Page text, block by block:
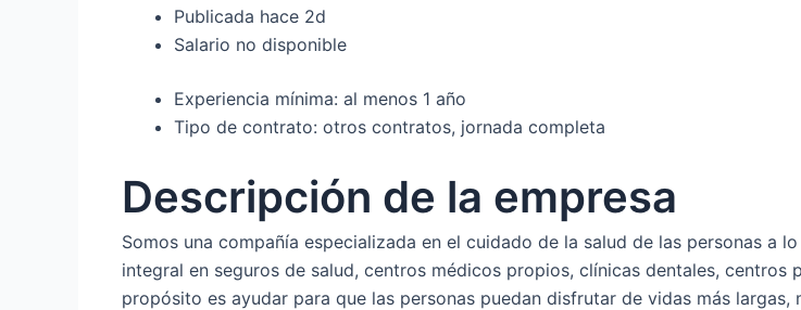
Publicada hace 2d
Salario no disponible
Experiencia mínima: al menos 1 año
Tipo de contrato: otros contratos, jornada completa
Descripción de la empresa
Somos una compañía especializada en el cuidado de la salud de las personas a
integral en seguros de salud, centros médicos propios, clínicas dentales,
propósito es ayudar para que las personas puedan disfrutar de vidas más largas,